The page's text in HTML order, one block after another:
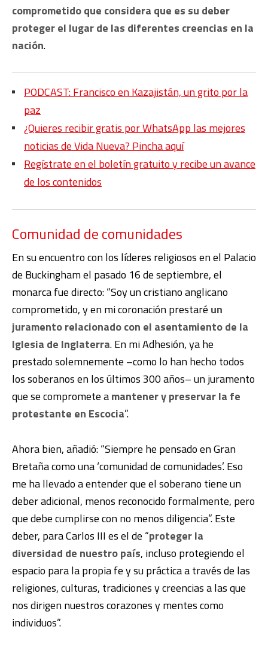
comprometido que considera que es su deber
proteger el lugar de las diferentes creencias en la
nación.
PODCAST: Francisco en Kazajistán, un grito por la
paz
¿Quieres recibir gratis por WhatsApp las mejores
noticias de Vida Nueva? Pincha aquí
Regístrate en el boletín gratuito y recibe un avance
de los contenidos
Comunidad de comunidades
En su encuentro con los líderes religiosos en el Palacio
de Buckingham el pasado 16 de septiembre, el
monarca fue directo: “Soy un cristiano anglicano
comprometido, y en mi coronación prestaré un
juramento relacionado con el asentamiento de la
Iglesia de Inglaterra. En mi Adhesión, ya he
prestado solemnemente –como lo han hecho todos
los soberanos en los últimos 300 años– un juramento
que se compromete amantener y preservar la fe
protestante en Escocia”.
Ahora bien, añadió: “Siempre he pensado en Gran
Bretaña como una ‘comunidad de comunidades’. Eso
me ha llevado a entender que el soberano tiene un
deber adicional, menos reconocido formalmente, pero
que debe cumplirse con no menos diligencia”. Este
deber, para Carlos III es el de “proteger la
diversidad de nuestro país, incluso protegiendo el
espacio para la propia fe y su práctica a través de las
religiones, culturas, tradiciones y creencias a las que
nos dirigen nuestros corazones y mentes como
individuos”.